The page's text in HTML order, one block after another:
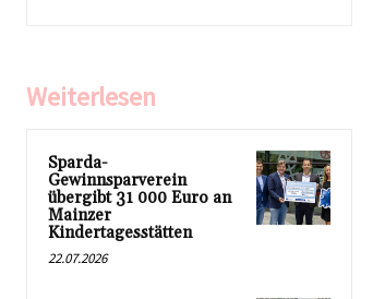
Weiterlesen
Sparda-
Gewinnsparverein
übergibt 31 000 Euro an
Mainzer
Kindertagesstätten
22.07.2026